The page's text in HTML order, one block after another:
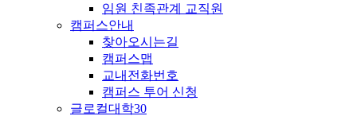
임원 친족관계 교직원
캠퍼스안내
찾아오시는길
캠퍼스맵
교내전화번호
캠퍼스 투어 신청
글로컬대학30